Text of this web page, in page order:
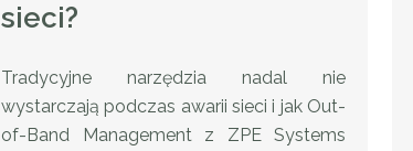
sieci?
Tradycyjne narzędzia nadal nie
wystarczają podczas awarii sieci i jak Out-
of-Band Management z ZPE Systems